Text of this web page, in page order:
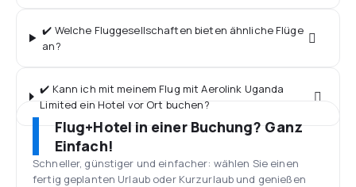
✔️ Welche Fluggesellschaften bieten ähnliche Flüge
an?
✔️ Kann ich mit meinem Flug mit Aerolink Uganda
Limited ein Hotel vor Ort buchen?
Flug+Hotel in einer Buchung? Ganz
Einfach!
Schneller, günstiger und einfacher: wählen Sie einen
fertig geplanten Urlaub oder Kurzurlaub und genießen